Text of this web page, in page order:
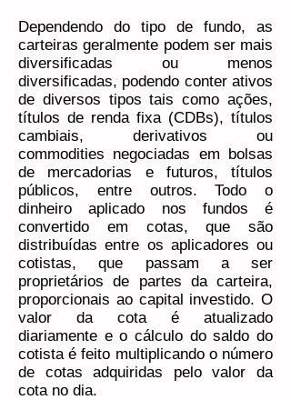
Dependendo do tipo de fundo, as
carteiras geralmente podem ser mais
diversificadas ou menos
diversificadas, podendo conter ativos
de diversos tipos tais como ações,
títulos de renda fixa (CDBs), títulos
cambiais, derivativos ou
commodities negociadas em bolsas
de mercadorias e futuros, títulos
públicos, entre outros. Todo o
dinheiro aplicado nos fundos é
convertido em cotas, que são
distribuídas entre os aplicadores ou
cotistas, que passam a ser
proprietários de partes da carteira,
proporcionais ao capital investido. O
valor da cota é atualizado
diariamente e o cálculo do saldo do
cotista é feito multiplicando o número
de cotas adquiridas pelo valor da
cota no dia.